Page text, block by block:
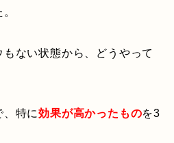
ない状態から、どうやって
、特に効果が高かったものを3